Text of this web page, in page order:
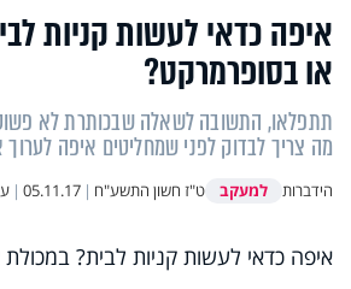
איפה כדאי לעשות קניות
או בסופרמרקט?
תתפלאו, התשובה לשאלה שבכותרת לא
מה צריך לבדוק לפני שמחליטים איפה
הידברות למעקב ט"ז חשון התשע"ח |
05.11.17
|
איפה כדאי לעשות קניות לבית?